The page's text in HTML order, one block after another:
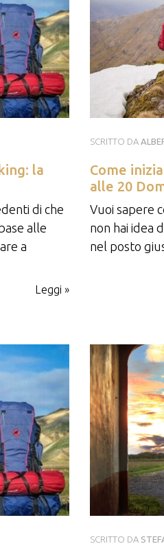
la
di che
alle
a
Leggi »
SCRITTO DA
Come
alle 20
Vuoi sapere
non hai idea
nel posto
SCRITTO DA